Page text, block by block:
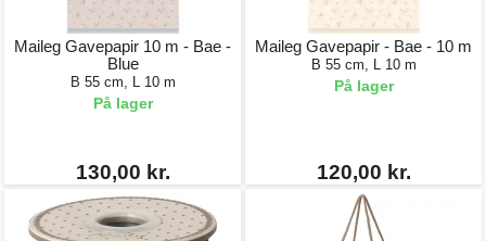
Maileg Gavepapir 10 m - Bae -
Blue
B 55 cm, L 10 m
På lager
130,00 kr.
Maileg Gavepapir - Bae - 10 m
B 55 cm, L 10 m
På lager
120,00 kr.